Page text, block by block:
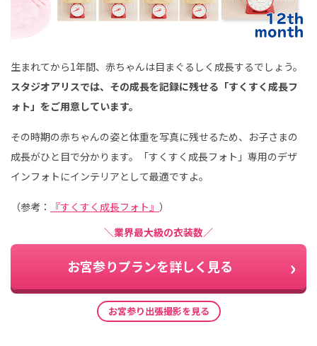
生まれてから1年間、赤ちゃんは目まぐるしく成長するでしょう。
スタジオアリスでは、その成長を記録に残せる「すくすく成長フ
ォト」をご用意しています。
その時期の赤ちゃんの姿と体重を写真に残せるため、お子さまの
成長がひと目で分かります。「すくすく成長フォト」専用のデザ
インフォトにインテリアとして最適ですよ。
（参考： 『すくすく成長フォト』 ）
＼業界最大級の衣装数／
お宮参りプランを詳しく見る
お宮参り出張撮影を見る